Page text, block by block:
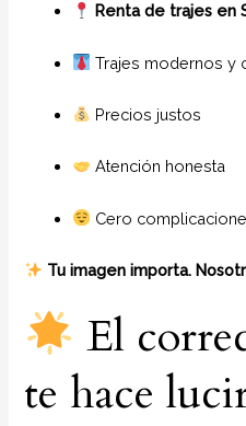
Renta de trajes en
Trajes modernos y
Precios justos
Atención honesta
Cero
Tu imagen importa.
El
te hace